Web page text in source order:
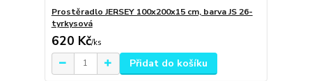
Prostěradlo JERSEY 100x200x15 cm, barva JS 26-
tyrkysová
620 Kč/ks
Přidat do košíku